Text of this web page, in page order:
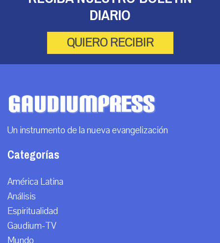
DIARIO
QUIERO RECIBIR
Un instrumento de la nueva evangelización
Categorías
América Latina
Análisis
Espiritualidad
Gaudium-TV